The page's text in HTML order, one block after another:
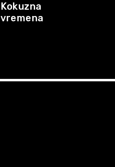
Kokuzna
vremena